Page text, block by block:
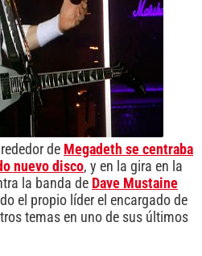
de Megadeth se centraba
nuevo disco, y en la gira en la
la banda de Dave Mustaine
el propio líder el encargado de
temas en uno de sus últimos